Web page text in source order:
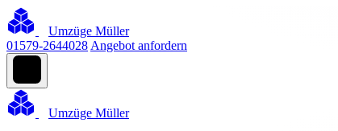
Umzüge Müller
01579-2644028 Angebot anfordern
Umzüge Müller